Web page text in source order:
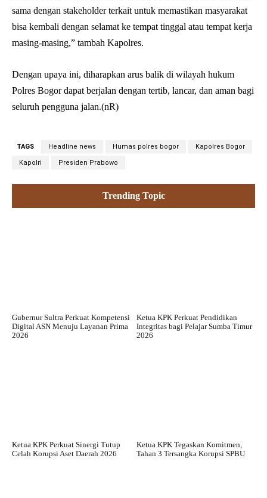
sama dengan stakeholder terkait untuk memastikan masyarakat
bisa kembali dengan selamat ke tempat tinggal atau tempat kerja
masing-masing,” tambah Kapolres.
Dengan upaya ini, diharapkan arus balik di wilayah hukum
Polres Bogor dapat berjalan dengan tertib, lancar, dan aman bagi
seluruh pengguna jalan.(nR)
TAGS Headline news Humas polres bogor Kapolres Bogor
Kapolri Presiden Prabowo
Trending Topic
Gubernur Sultra Perkuat Kompetensi
Digital ASN Menuju Layanan Prima
2026
Ketua KPK Perkuat Pendidikan
Integritas bagi Pelajar Sumba Timur
2026
Ketua KPK Perkuat Sinergi Tutup
Celah Korupsi Aset Daerah 2026
Ketua KPK Tegaskan Komitmen,
Tahan 3 Tersangka Korupsi SPBU